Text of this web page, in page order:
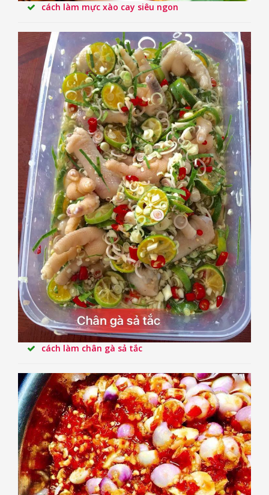
cách làm mực xào cay siêu ngon
cách làm chân gà sả tắc